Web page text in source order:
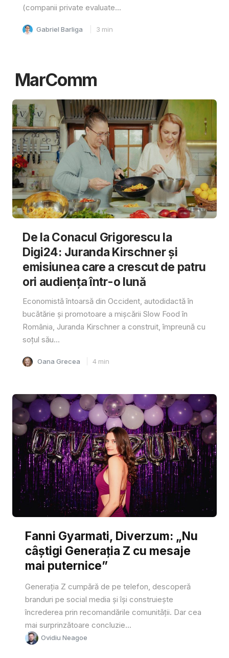
(companii private evaluate...
Gabriel Barliga 3 min
MarComm
De la Conacul Grigorescu la
Digi24: Juranda Kirschner și
emisiunea care a crescut de patru
ori audiența într-o lună
Economistă întoarsă din Occident, autodidactă în
bucătărie și promotoare a mișcării Slow Food în
România, Juranda Kirschner a construit, împreună cu
soțul său...
Oana Grecea 4 min
Fanni Gyarmati, Diverzum: „Nu
câștigi Generația Z cu mesaje
mai puternice”
Generația Z cumpără de pe telefon, descoperă
branduri pe social media și își construiește
încrederea prin recomandările comunității. Dar cea
mai surprinzătoare concluzie...
Ovidiu Neagoe